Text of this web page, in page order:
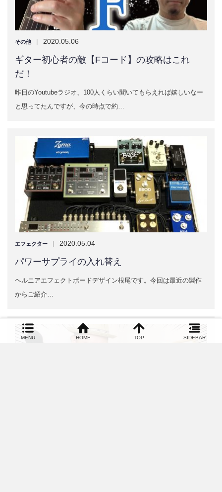
その他 | 2020.05.06
ギター初心者の敵【Fコード】の攻略はこれ
だ！
昨日のYoutubeラジオ、100人くらい聞いてもらえれば嬉しいなー
と思ってたんですが、今の時点で約…
エフェクター | 2020.05.04
パワーサプライの入れ替え
ヘルニアエフェクトボードデザイン根尾です。今回は最近の製作
からご紹介…
MENU HOME TOP SIDEBAR